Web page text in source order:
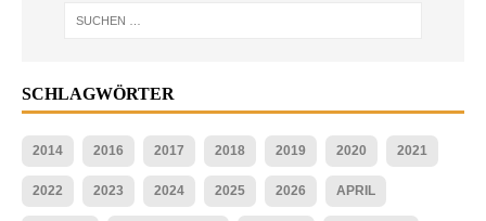
SCHLAGWÖRTER
2014 2016 2017 2018 2019 2020 2021
2022 2023 2024 2025 2026 APRIL